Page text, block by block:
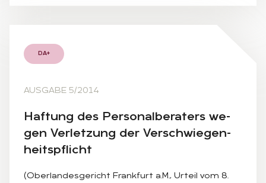
DA+
AUSGABE 5/2014
Haf­tung des Per­so­nal­be­ra­ters we­
gen Ver­let­zung der Ver­schwie­gen­
heits­pflicht
(Oberlandesgericht Frankfurt a.M., Urteil vom 8.